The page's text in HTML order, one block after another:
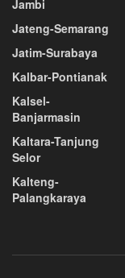
Jambi
Jateng-Semarang
Jatim-Surabaya
Kalbar-Pontianak
Kalsel-
Banjarmasin
Kaltara-Tanjung
Selor
Kalteng-
Palangkaraya